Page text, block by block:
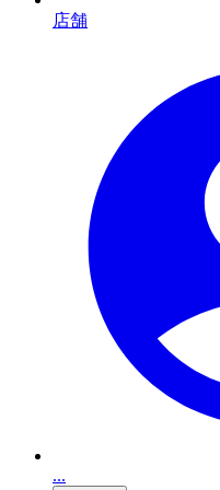
店舗
...